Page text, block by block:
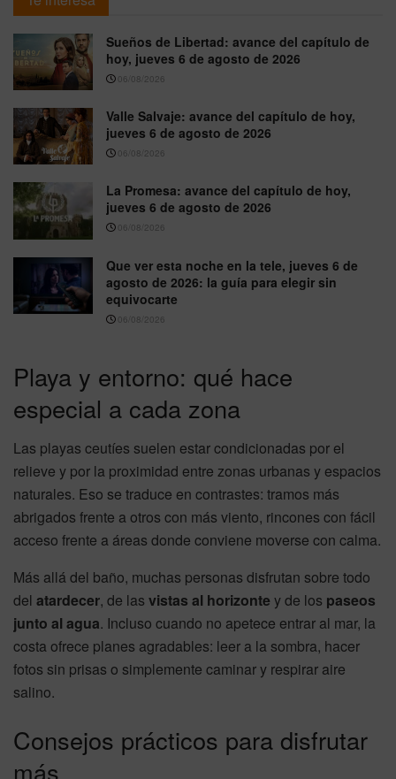
Sueños de Libertad: avance del capítulo de
hoy, jueves 6 de agosto de 2026
06/08/2026
Valle Salvaje: avance del capítulo de hoy,
jueves 6 de agosto de 2026
06/08/2026
La Promesa: avance del capítulo de hoy,
jueves 6 de agosto de 2026
06/08/2026
Que ver esta noche en la tele, jueves 6 de
agosto de 2026: la guía para elegir sin
equivocarte
06/08/2026
Playa y entorno: qué hace
especial a cada zona
Las playas ceutíes suelen estar condicionadas por el
relieve y por la proximidad entre zonas urbanas y espacios
naturales. Eso se traduce en contrastes: tramos más
abrigados frente a otros con más viento, rincones con fácil
acceso frente a áreas donde conviene moverse con calma.
Más allá del baño, muchas personas disfrutan sobre todo
del atardecer, de las vistas al horizonte y de los paseos
junto al agua. Incluso cuando no apetece entrar al mar, la
costa ofrece planes agradables: leer a la sombra, hacer
fotos sin prisas o simplemente caminar y respirar aire
salino.
Consejos prácticos para disfrutar
más